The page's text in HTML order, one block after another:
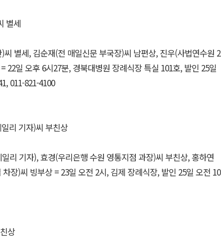
별세
별세, 김순재(전 매일신문 부국장)씨 남편상, 진우(사법연수원 2
22일 오후 6시27분, 경북대병원 장례식장 특실 101호, 발인 25일
011-821-4100
리 기자)씨 부친상
리 기자), 효경(우리은행 수원 영통지점 과장)씨 부친상, 홍하연
장)씨 빙부상 = 23일 오전 2시, 김제 장례식장, 발인 25일 오전 10
상